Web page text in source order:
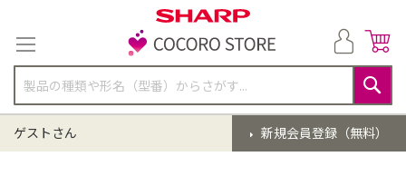
テ
ン
ツ
ス
キ
ッ
検
索
新規会員登録（無料）
ゲストさん